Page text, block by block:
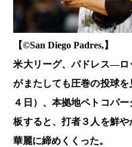
【©️San Diego Padres,】
米大リーグ、パドレス―ロ
がまたしても圧巻の投球
４日）、本拠地ペトコパ
板すると、打者３人を鮮
華麗に締めくくった。